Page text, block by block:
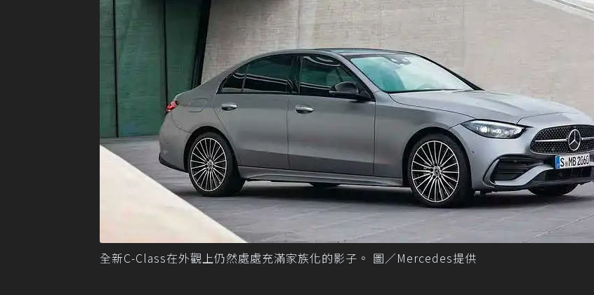
全新C-Class在外觀上仍然處處充滿家族化的影子。 圖／Mercedes提供